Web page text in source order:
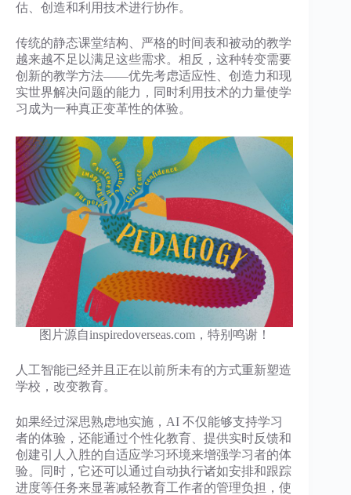
估、创造和利用技术进行协作。
传统的静态课堂结构、严格的时间表和被动的教学
越来越不足以满足这些需求。相反，这种转变需要
创新的教学方法——优先考虑适应性、创造力和现
实世界解决问题的能力，同时利用技术的力量使学
习成为一种真正变革性的体验。
图片源自inspiredoverseas.com，特别鸣谢！
人工智能已经并且正在以前所未有的方式重新塑造
学校，改变教育。
如果经过深思熟虑地实施，AI 不仅能够支持学习
者的体验，还能通过个性化教育、提供实时反馈和
创建引人入胜的自适应学习环境来增强学习者的体
验。同时，它还可以通过自动执行诸如安排和跟踪
进度等任务来显著减轻教育工作者的管理负担，使